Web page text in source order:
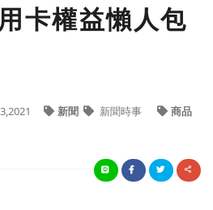
卡權益懶人包
新聞 新聞時事 商品